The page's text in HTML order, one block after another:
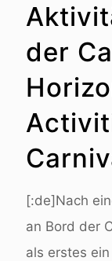
der
[:de]Nach
an Bord der
als erstes